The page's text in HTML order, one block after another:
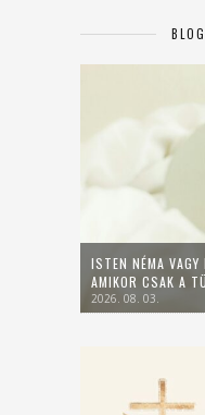
ISTEN NÉMA VAGY
AMIKOR CSAK A
2026. 08. 03.